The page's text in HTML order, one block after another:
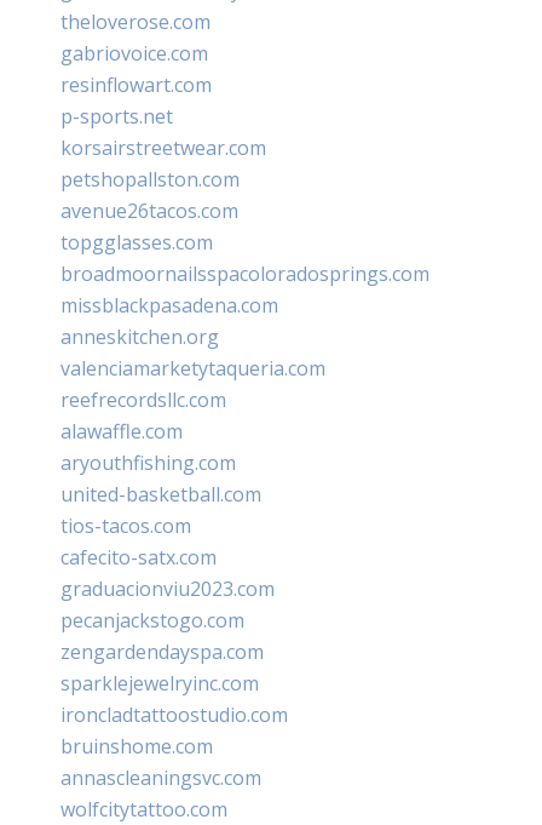
theloverose.com
gabriovoice.com
resinflowart.com
p-sports.net
korsairstreetwear.com
petshopallston.com
avenue26tacos.com
topgglasses.com
broadmoornailsspacoloradosprings.com
missblackpasadena.com
anneskitchen.org
valenciamarketytaqueria.com
reefrecordsllc.com
alawaffle.com
aryouthfishing.com
united-basketball.com
tios-tacos.com
cafecito-satx.com
graduacionviu2023.com
pecanjackstogo.com
zengardendayspa.com
sparklejewelryinc.com
ironcladtattoostudio.com
bruinshome.com
annascleaningsvc.com
wolfcitytattoo.com